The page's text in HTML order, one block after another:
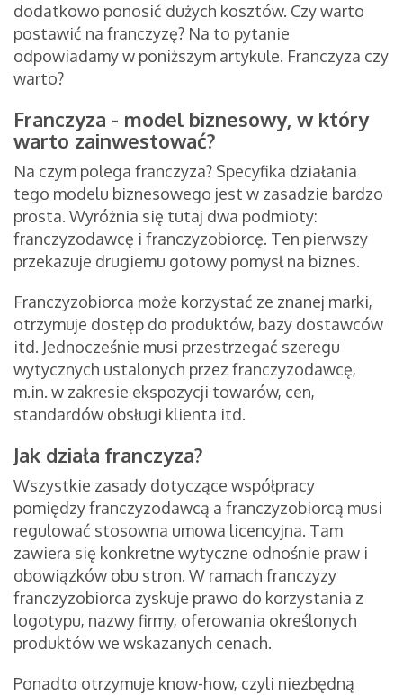
dodatkowo ponosić dużych kosztów. Czy warto
postawić na franczyzę? Na to pytanie
odpowiadamy w poniższym artykule. Franczyza czy
warto?
Franczyza - model biznesowy, w który
warto zainwestować?
Na czym polega franczyza? Specyfika działania
tego modelu biznesowego jest w zasadzie bardzo
prosta. Wyróżnia się tutaj dwa podmioty:
franczyzodawcę i franczyzobiorcę. Ten pierwszy
przekazuje drugiemu gotowy pomysł na biznes.
Franczyzobiorca może korzystać ze znanej marki,
otrzymuje dostęp do produktów, bazy dostawców
itd. Jednocześnie musi przestrzegać szeregu
wytycznych ustalonych przez franczyzodawcę,
m.in. w zakresie ekspozycji towarów, cen,
standardów obsługi klienta itd.
Jak działa franczyza?
Wszystkie zasady dotyczące współpracy
pomiędzy franczyzodawcą a franczyzobiorcą musi
regulować stosowna umowa licencyjna. Tam
zawiera się konkretne wytyczne odnośnie praw i
obowiązków obu stron. W ramach franczyzy
franczyzobiorca zyskuje prawo do korzystania z
logotypu, nazwy firmy, oferowania określonych
produktów we wskazanych cenach.
Ponadto otrzymuje know-how, czyli niezbędną